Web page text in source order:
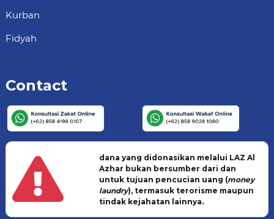
Kurban
Fidyah
Contact
dana yang didonasikan melalui LAZ Al
Azhar bukan bersumber dari dan
untuk tujuan pencucian uang (money
laundry), termasuk terorisme maupun
tindak kejahatan lainnya.